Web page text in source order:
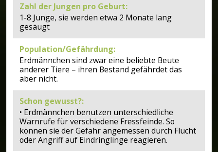
Zahl der Jungen pro Geburt:
1-8 Junge, sie werden etwa 2 Monate lang
gesäugt
Population/Gefährdung:
Erdmännchen sind zwar eine beliebte Beute
anderer Tiere – ihren Bestand gefährdet das
aber nicht.
Schon gewusst?:
• Erdmännchen benutzen unterschiedliche
Warnrufe für verschiedene Fressfeinde. So
können sie der Gefahr angemessen durch Flucht
oder Angriff auf Eindringlinge reagieren.